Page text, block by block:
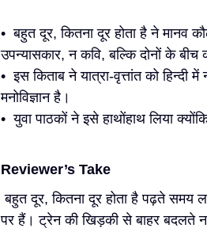
• बहुत दूर, कितना दूर होता है ने मानव
उपन्यासकार, न कवि, बल्कि दोनों के
• इस किताब ने यात्रा-वृत्तांत को
मनोविज्ञान है।
• युवा पाठकों ने इसे हाथोंहाथ लिया
Reviewer’s Take
बहुत दूर, कितना दूर होता है पढ़ते समय
पर हैं। ट्रेन की खिड़की से बाहर बदलते